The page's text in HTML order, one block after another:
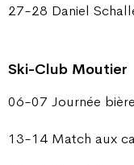
27-28 Daniel
Ski-Club Moutier
06-07 Journée bière
13-14 Match aux